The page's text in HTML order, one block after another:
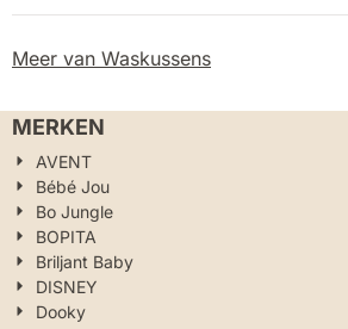
Meer van Waskussens
MERKEN
AVENT
Bébé Jou
Bo Jungle
BOPITA
Briljant Baby
DISNEY
Dooky